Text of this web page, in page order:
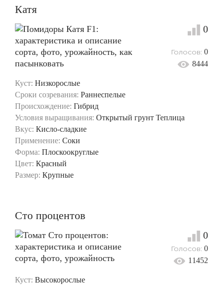
Катя
Куст: Низкорослые
Сроки созревания: Раннеспелые
Происхождение: Гибрид
Условия выращивания: Открытый грунт Теплица
Вкус: Кисло-сладкие
Применение: Соки
Форма: Плоскоокруглые
Цвет: Красный
Размер: Крупные
0
Голосов: 0
8444
Сто процентов
Куст: Высокорослые
0
Голосов: 0
11452